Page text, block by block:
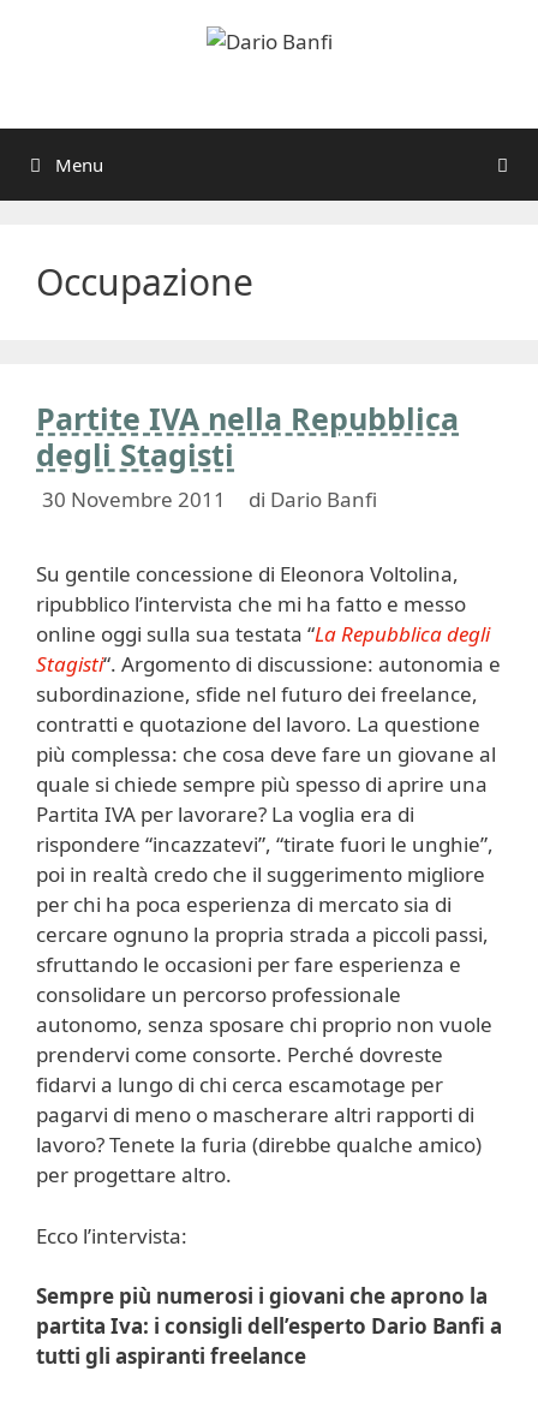
Menu
Occupazione
Partite IVA nella Repubblica
degli Stagisti
30 Novembre 2011 di Dario Banfi
Su gentile concessione di Eleonora Voltolina,
ripubblico l’intervista che mi ha fatto e messo
online oggi sulla sua testata “La Repubblica degli
Stagisti“. Argomento di discussione: autonomia e
subordinazione, sfide nel futuro dei freelance,
contratti e quotazione del lavoro. La questione
più complessa: che cosa deve fare un giovane al
quale si chiede sempre più spesso di aprire una
Partita IVA per lavorare? La voglia era di
rispondere “incazzatevi”, “tirate fuori le unghie”,
poi in realtà credo che il suggerimento migliore
per chi ha poca esperienza di mercato sia di
cercare ognuno la propria strada a piccoli passi,
sfruttando le occasioni per fare esperienza e
consolidare un percorso professionale
autonomo, senza sposare chi proprio non vuole
prendervi come consorte. Perché dovreste
fidarvi a lungo di chi cerca escamotage per
pagarvi di meno o mascherare altri rapporti di
lavoro? Tenete la furia (direbbe qualche amico)
per progettare altro.
Ecco l’intervista:
Sempre più numerosi i giovani che aprono la
partita Iva: i consigli dell’esperto Dario Banfi a
tutti gli aspiranti freelance